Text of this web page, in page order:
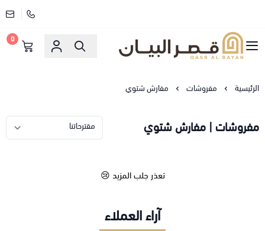
قصر البيان للمفارش والاثاث
0
الرئيسية مفروشات مفارش شتوي
مفروشات | مفارش شتوي
تعذر جلب المزيد 😢
آراء العملاء